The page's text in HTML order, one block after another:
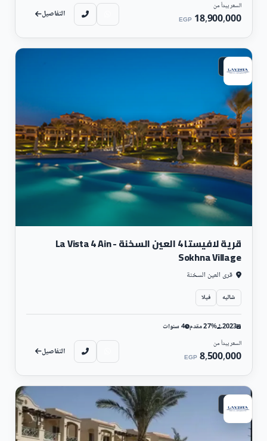
السعر يبدأ من
18,900,000
EGP التفاصيل
ساحلي
قرية لافيستا 4 العين السخنة - La Vista 4 Ain
Sokhna Village
قرى العين السخنة
شاليه فيلا
2023 27% مقدم 4 سنوات
السعر يبدأ من
8,500,000
EGP التفاصيل
ساحلي